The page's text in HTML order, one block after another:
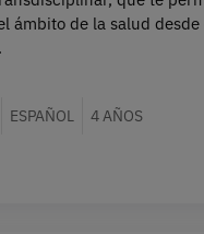
ámbito de la salud
ESPAÑOL 4 AÑOS